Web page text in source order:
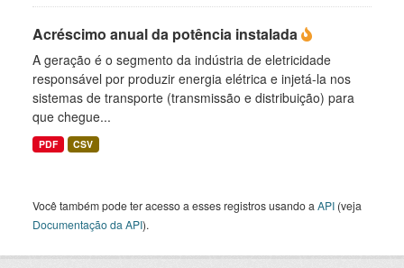
Acréscimo anual da potência instalada
A geração é o segmento da indústria de eletricidade
responsável por produzir energia elétrica e injetá-la nos
sistemas de transporte (transmissão e distribuição) para
que chegue...
PDF CSV
Você também pode ter acesso a esses registros usando a API (veja
Documentação da API).